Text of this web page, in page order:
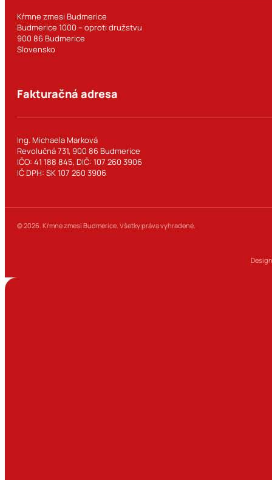
Kŕmne zmesi Budmerice
Budmerice 1000 – oproti družstvu
900 86 Budmerice
Slovensko
Fakturačná adresa
Ing. Michaela Marková
Revolučná 731, 900 86 Budmerice
IČO: 41 188 845, DIČ: 107 260 3906
IČ DPH: SK 107 260 3906
© 2026. Kŕmne zmesi Budmerice. Všetky práva vyhradené.